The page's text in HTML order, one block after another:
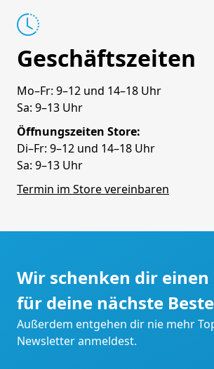
Geschäftszeiten
Mo–Fr: 9–12 und 14–18 Uhr
Sa: 9–13 Uhr
Öffnungszeiten Store:
Di–Fr: 9–12 und 14–18 Uhr
Sa: 9–13 Uhr
Termin im Store vereinbaren
Wir schenken dir einen
für deine nächste
Außerdem entgehen dir nie mehr
Newsletter anmeldest.